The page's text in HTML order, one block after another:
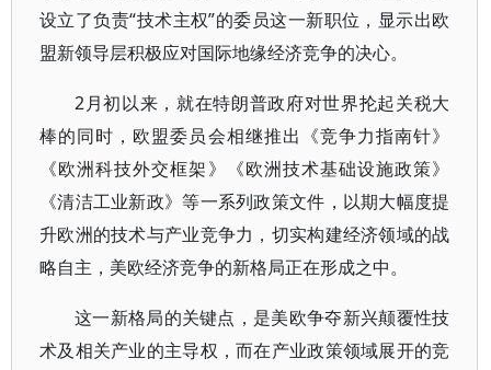
设立了负责“技术主权”的委员这一新职位，显示出欧
盟新领导层积极应对国际地缘经济竞争的决心。
2月初以来，就在特朗普政府对世界抡起关税大
棒的同时，欧盟委员会相继推出《竞争力指南针》
《欧洲科技外交框架》《欧洲技术基础设施政策》
《清洁工业新政》等一系列政策文件，以期大幅度提
升欧洲的技术与产业竞争力，切实构建经济领域的战
略自主，美欧经济竞争的新格局正在形成之中。
这一新格局的关键点，是美欧争夺新兴颠覆性技
术及相关产业的主导权，而在产业政策领域展开的竞